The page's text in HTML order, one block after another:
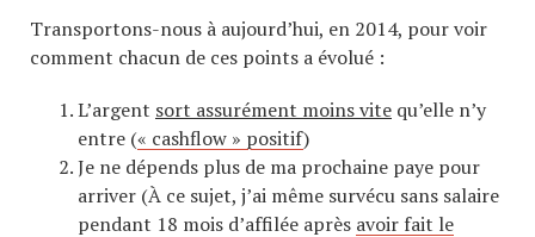
Transportons-nous à aujourd’hui, en 2014, pour voir
comment chacun de ces points a évolué :
L’argent sort assurément moins vite qu’elle n’y
entre (« cashflow » positif)
Je ne dépends plus de ma prochaine paye pour
arriver (À ce sujet, j’ai même survécu sans salaire
pendant 18 mois d’affilée après avoir fait le